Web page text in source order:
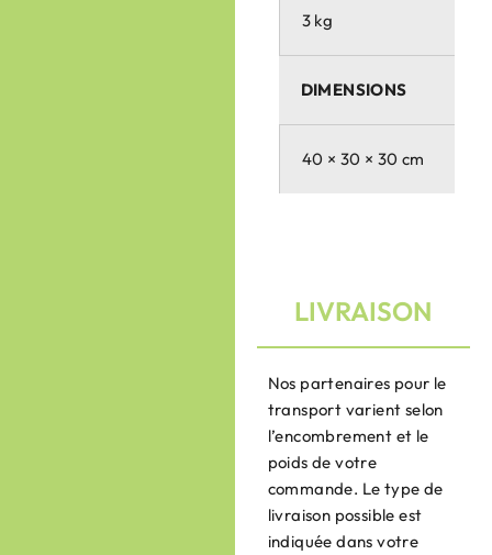
3 kg
DIMENSIONS
40 × 30 × 30 cm
LIVRAISON
Nos partenaires pour le
transport varient selon
l’encombrement et le
poids de votre
commande. Le type de
livraison possible est
indiquée dans votre